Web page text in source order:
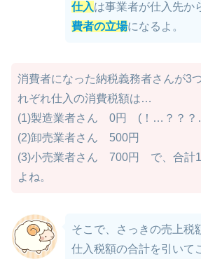
仕入は事業者が仕入先か
費者の立場になるよ。
消費者になった納税義務者さんが3
れぞれ仕入の消費税額は…
(1)製造業者さん 0円 (！…？？
(2)卸売業者さん 500円
(3)小売業者さん 700円 で、合計
よね。
そこで、さっきの売上税
仕入税額の合計を引いて